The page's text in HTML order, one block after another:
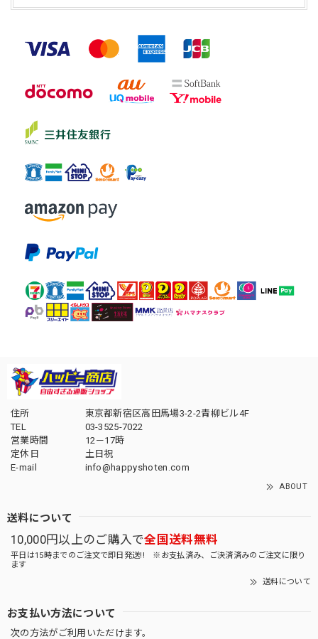
住所
東京都新宿区高田馬場3-2-2青柳ビル4F
TEL
03-3525-7022
営業時間
12－17時
定休日
土日祝
E-mail
info@happyshoten.com
ABOUT
送料について
10,000円以上のご購入で全国送料無料
平日は15時までのご注文で即日発送!! ※お支払済み、ご決済済みのご注文に限り
ます
送料について
お支払い方法について
次の方法がご利用いただけます。